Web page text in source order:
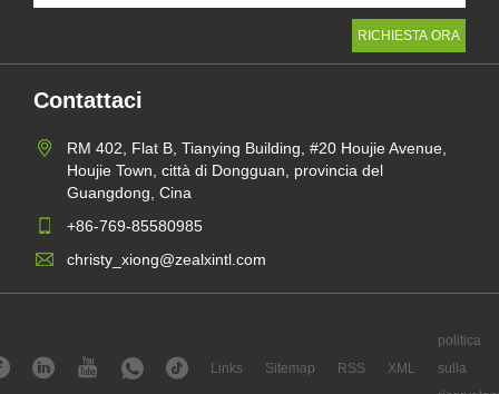
Contattaci
RM 402, Flat B, Tianying Building, #20 Houjie Avenue,
Houjie Town, città di Dongguan, provincia del
Guangdong, Cina
+86-769-85580985
christy_xiong@zealxintl.com
Links Sitemap RSS XML
politica
sulla